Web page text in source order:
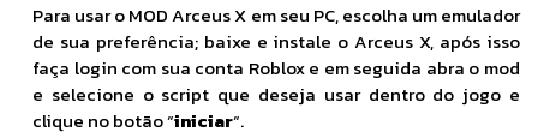
Para usar o MOD Arceus X em seu PC, escolha um emulador
de sua preferência; baixe e instale o Arceus X, após isso
faça login com sua conta Roblox e em seguida abra o mod
e selecione o script que deseja usar dentro do jogo e
clique no botão “iniciar“.